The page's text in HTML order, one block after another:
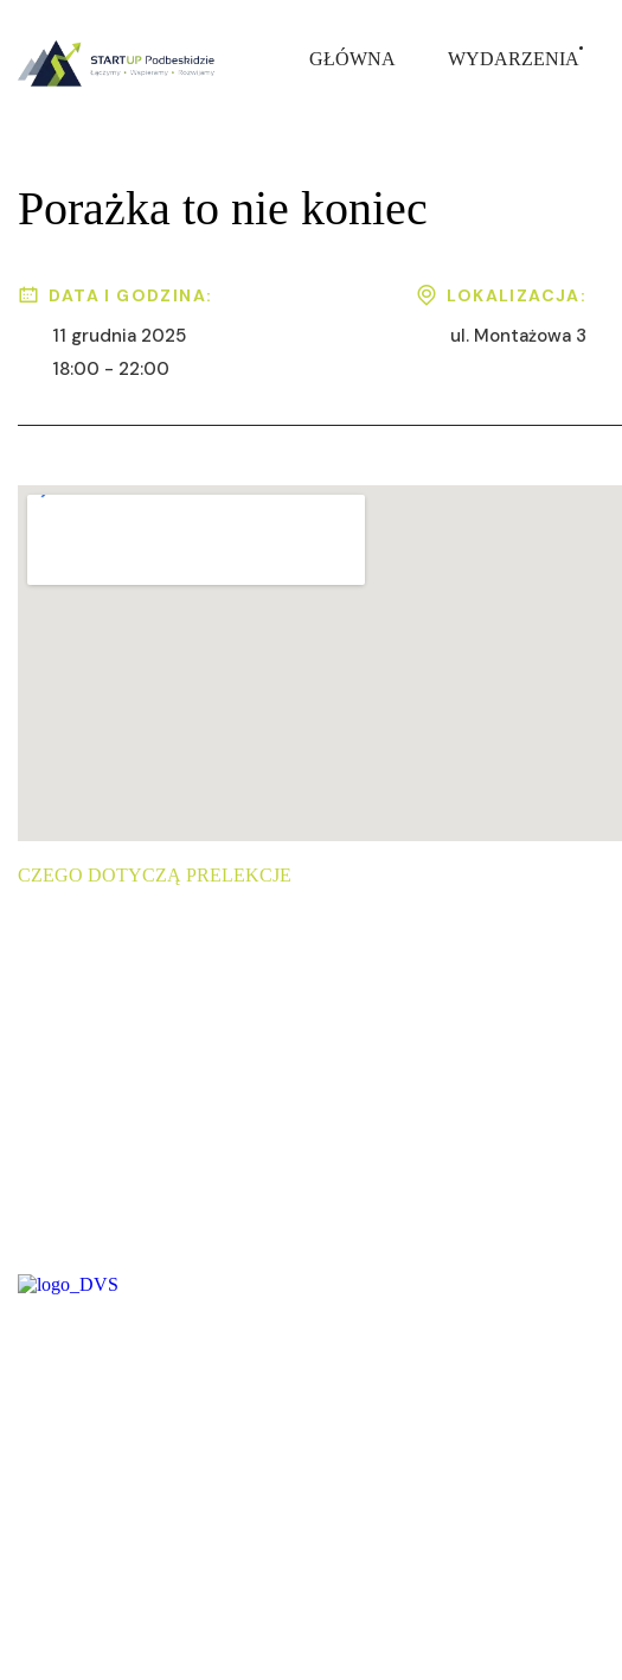
GŁÓWNA WYDARZENIA
Porażka to nie koniec
DATA I GODZINA:
11 grudnia 2025
18:00 - 22:00
LOKALIZACJA:
ul. Montażowa 3
CZEGO DOTYCZĄ PRELEKCJE